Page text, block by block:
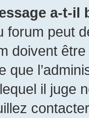
a-t-il
forum peut
doivent
que
il juge